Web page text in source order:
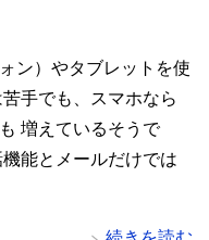
ン）やタブレットを使
手でも、スマホなら
増えているそうで
能とメールだけでは